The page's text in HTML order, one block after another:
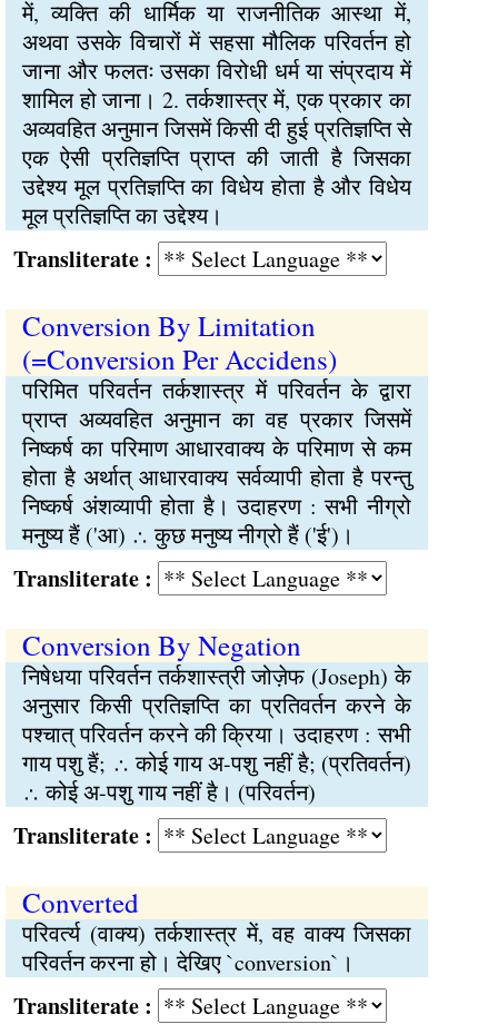
में, व्यक्ति की धार्मिक या राजनीतिक आस्था में,
अथवा उसके विचारों में सहसा मौलिक परिवर्तन हो
जाना और फलतः उसका विरोधी धर्म या संप्रदाय में
शामिल हो जाना। 2. तर्कशास्त्र में, एक प्रकार का
अव्यवहित अनुमान जिसमें किसी दी हुई प्रतिज्ञप्ति से
एक ऐसी प्रतिज्ञप्ति प्राप्त की जाती है जिसका
उद्देश्य मूल प्रतिज्ञप्ति का विधेय होता है और विधेय
मूल प्रतिज्ञप्ति का उद्देश्य।
:
Conversion By Limitation
(=Conversion Per Accidens)
परिमित परिवर्तन तर्कशास्त्र में परिवर्तन के द्वारा
प्राप्त अव्यवहित अनुमान का वह प्रकार जिसमें
निष्कर्ष का परिमाण आधारवाक्य के परिमाण से कम
होता है अर्थात् आधारवाक्य सर्वव्यापी होता है परन्तु
निष्कर्ष अंशव्यापी होता है। उदाहरण : सभी नीग्रो
मनुष्य हैं ('आ) ∴ कुछ मनुष्य नीग्रो हैं ('ई')।
:
Conversion By Negation
निषेधया परिवर्तन तर्कशास्त्री जोज़ेफ (Joseph) के
अनुसार किसी प्रतिज्ञप्ति का प्रतिवर्तन करने के
पश्चात् परिवर्तन करने की क्रिया। उदाहरण : सभी
गाय पशु हैं; ∴ कोई गाय अ-पशु नहीं है; (प्रतिवर्तन)
∴ कोई अ-पशु गाय नहीं है। (परिवर्तन)
:
Converted
परिवर्त्य (वाक्य) तर्कशास्त्र में, वह वाक्य जिसका
परिवर्तन करना हो। देखिए `conversion`।
: